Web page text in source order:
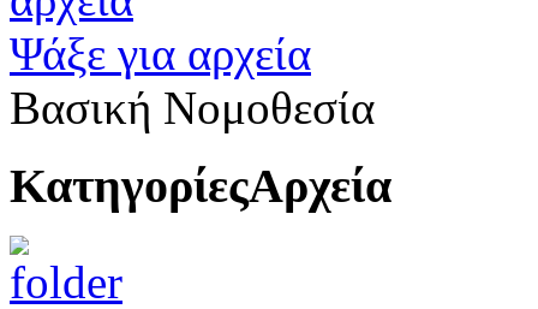
Ψάξε για αρχεία
Βασική Νομοθεσία
ΚατηγορίεςΑρχεία